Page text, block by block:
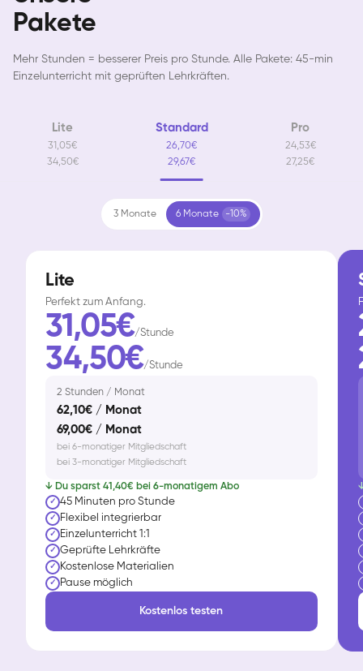
Pakete
Mehr Stunden = besserer Preis pro Stunde. Alle Pakete: 45-min
Einzelunterricht mit geprüften Lehrkräften.
Lite
31,05€
34,50€
Standard
26,70€
29,67€
Pro
24,53€
27,25€
3 Monate 6 Monate -10%
Lite
Perfekt zum Anfang.
31,05€/Stunde
34,50€/Stunde
2 Stunden / Monat
62,10€ / Monat
69,00€ / Monat
bei 6-monatiger Mitgliedschaft
bei 3-monatiger Mitgliedschaft
↓ Du sparst 41,40€ bei 6-monatigem Abo
✓ 45 Minuten pro Stunde
✓ Flexibel integrierbar
✓ Einzelunterricht 1:1
✓ Geprüfte Lehrkräfte
✓ Kostenlose Materialien
✓ Pause möglich
Kostenlos testen